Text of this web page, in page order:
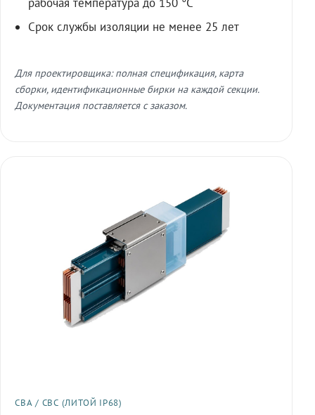
Срок службы изоляции не менее 25 лет
Для проектировщика: полная спецификация, карта
сборки, идентификационные бирки на каждой секции.
Документация поставляется с заказом.
СВА / СВС (ЛИТОЙ IP68)